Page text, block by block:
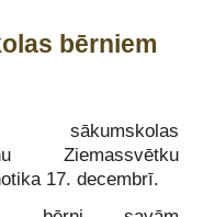
bērniem
sākumskolas
Ziemassvētku
17. decembrī.